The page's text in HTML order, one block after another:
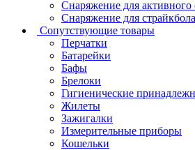
Снаряжение для активного
Снаряжение для страйкбола
Сопутствующие товары
Перчатки
Батарейки
Бафы
Брелоки
Гигиенические
Жилеты
Зажигалки
Измерительные приборы
Кошельки